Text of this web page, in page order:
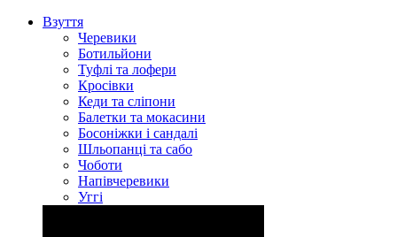
Взуття
Черевики
Ботильйони
Туфлі та лофери
Кросівки
Кеди та сліпони
Балетки та мокасини
Босоніжки і сандалі
Шльопанці та сабо
Чоботи
Напівчеревики
Уггі